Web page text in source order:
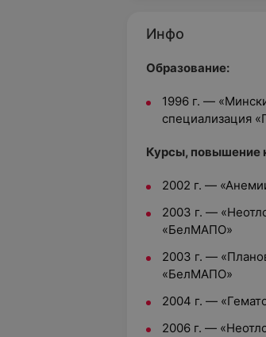
Инфо
Образование:
1996 г. —
специализация
Курсы, повышение
2002 г. —
2003 г. —
«БелМАПО»
2003 г. —
«БелМАПО»
2004 г. —
2006 г. —